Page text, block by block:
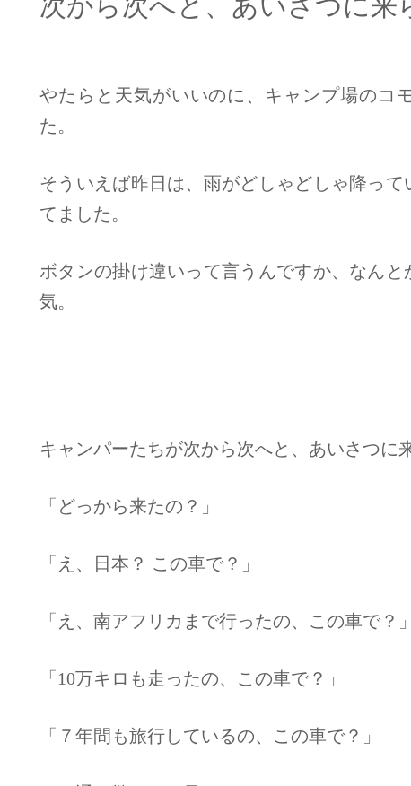
やたらと天気がいいのに、キャンプ場のコ
た。
そういえば昨日は、雨がどしゃどしゃ降っ
てました。
ボタンの掛け違いって言うんですか、なん
気。
キャンパーたちが次から次へと、あいさつに
「どっから来たの？」
「え、日本？ この車で？」
「え、南アフリカまで行ったの、この車で？」
「10万キロも走ったの、この車で？」
「７年間も旅行しているの、この車で？」